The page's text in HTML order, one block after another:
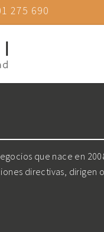
275 690
que nace en
directivas, dirigen